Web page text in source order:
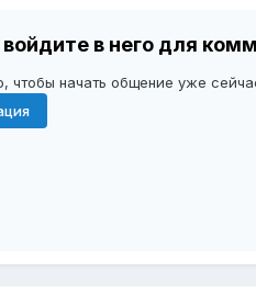
в него для
чтобы начать общение уже